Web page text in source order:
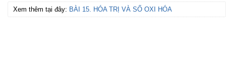
Xem thêm tại đây: BÀI 15. HÓA TRỊ VÀ SỐ OXI HÓA